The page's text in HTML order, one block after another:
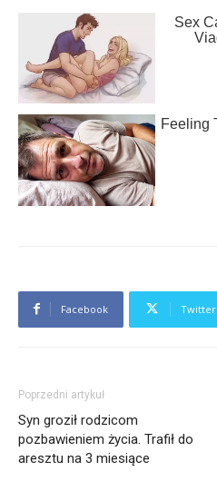
Facebook Twitter
Poprzedni artykuł
Syn groził rodzicom
pozbawieniem życia. Trafił do
aresztu na 3 miesiące